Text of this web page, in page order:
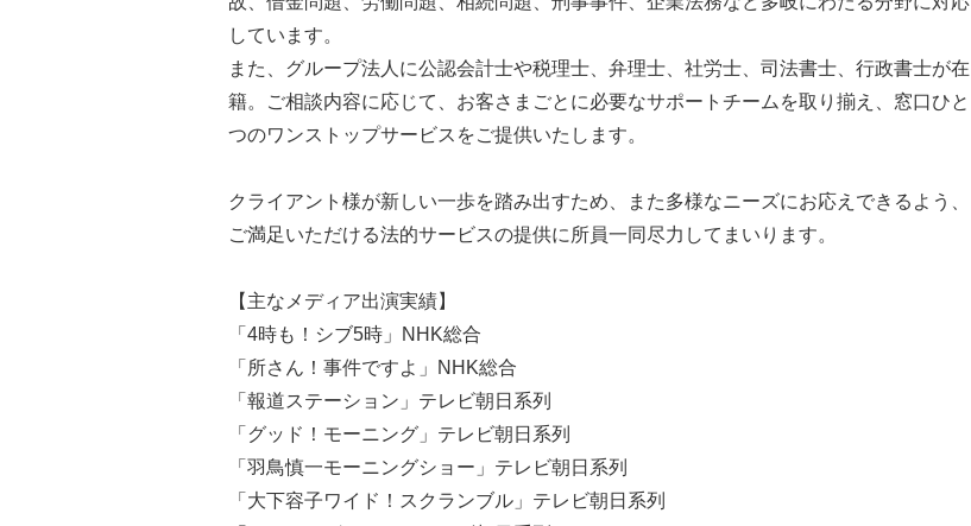
しています。
また、グループ法人に公認会計士や税理士、弁理士、社労士、司法書士、行政書士が在
籍。ご相談内容に応じて、お客さまごとに必要なサポートチームを取り揃え、窓口ひと
つのワンストップサービスをご提供いたします。
クライアント様が新しい一歩を踏み出すため、また多様なニーズにお応えできるよう、
ご満足いただける法的サービスの提供に所員一同尽力してまいります。
【主なメディア出演実績】
「4時も！シブ5時」NHK総合
「所さん！事件ですよ」NHK総合
「報道ステーション」テレビ朝日系列
「グッド！モーニング」テレビ朝日系列
「羽鳥慎一モーニングショー」テレビ朝日系列
「大下容子ワイド！スクランブル」テレビ朝日系列